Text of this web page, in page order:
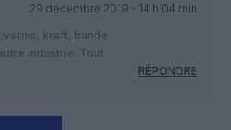
29 décembre 2019 - 14 h 04 min
vernis, kraft, bande
industrie. Tout
RÉPONDRE